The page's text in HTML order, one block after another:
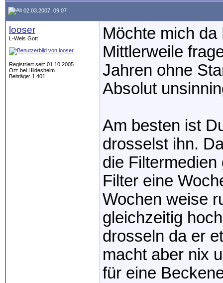
02.03.2007, 09:07
looser
L-Wels Gott
Registriert seit: 01.10.2005
Ort: bei Hildesheim
Beiträge: 1.401
Möchte mich
Mittlerweile
Jahren ohne
Absolut
Am besten ist
drosselst ihn.
die
Filter eine
Wochen weise
gleichzeitig
drosseln da er
macht aber nix
für eine